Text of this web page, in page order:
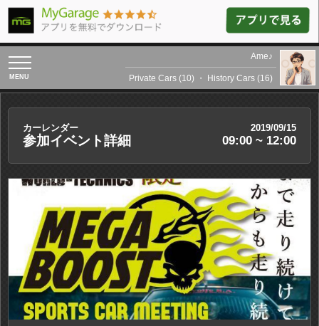
toggle
navigation
Ame♪
Private Cars (10) ・ History Cars (16)
カーレンダー 2019/09/15
参加イベント詳細 09:00 ~ 12:00